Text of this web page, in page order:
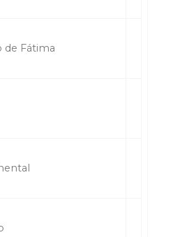
de Fátima